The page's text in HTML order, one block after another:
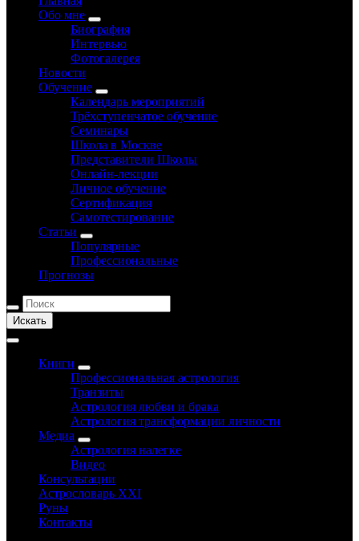
Обо мне
Биография
Интервью
Фотогалерея
Новости
Обучение
Календарь мероприятий
Трёхступенчатое обучение
Семинары
Школа в Москве
Представители Школы
Онлайн-лекции
Личное обучение
Сертификация
Самотестирование
Статьи
Популярные
Профессиональные
Прогнозы
Искать
Книги
Профессиональная астрология
Транзиты
Астрология любви и брака
Астрология трансформации личности
Медиа
Астрология налегке
Видео
Консультации
Астрословарь XXI
Руны
Контакты